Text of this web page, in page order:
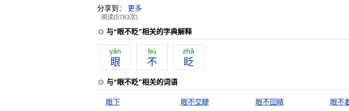
分享到： 更多
阅读(5783次)
与“眼不眨”相关的字典解释
yăn
眼
bù
不
zhă
眨
与“眼不眨”相关的词语
眼下 眼不交睫 眼不回睛 眼不